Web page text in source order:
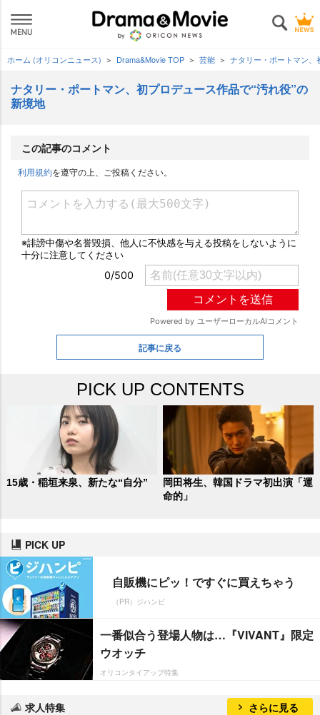
ホーム (オリコンニュース) Drama&Movie TOP 芸能 ナタリー・ポートマン、
ナタリー・ポートマン、初プロデュース作品で“汚れ役”の
新境地
この記事のコメント
利用規約を遵守の上、ご投稿ください。
記事に戻る
PICK UP CONTENTS
15歳・稲垣来泉、新たな“自分”
岡田将生、韓国ドラマ初出演「運
命的」
PICK UP
自販機にピッ！ですぐに買えちゃう
（PR）ジハンピ
一番似合う登場人物は…『VIVANT』限定
ウオッチ
オリコンタイアップ特集
求人特集 さらに見る